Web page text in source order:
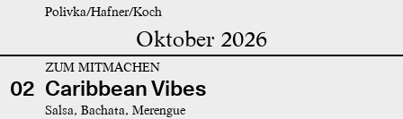
Polivka/Hafner/Koch
Oktober 2026
02
ZUM MITMACHEN
Caribbean Vibes
Salsa, Bachata, Merengue